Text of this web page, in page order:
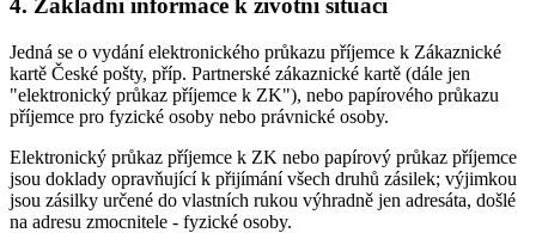
4. Základní informace k životní situaci
Jedná se o vydání elektronického průkazu příjemce k Zákaznické
kartě České pošty, příp. Partnerské zákaznické kartě (dále jen
"elektronický průkaz příjemce k ZK"), nebo papírového průkazu
příjemce pro fyzické osoby nebo právnické osoby.
Elektronický průkaz příjemce k ZK nebo papírový průkaz příjemce
jsou doklady opravňující k přijímání všech druhů zásilek; výjimkou
jsou zásilky určené do vlastních rukou výhradně jen adresáta, došlé
na adresu zmocnitele - fyzické osoby.